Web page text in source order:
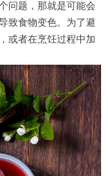
题，那就是可能会
致食物变色。为了避
或者在烹饪过程中加